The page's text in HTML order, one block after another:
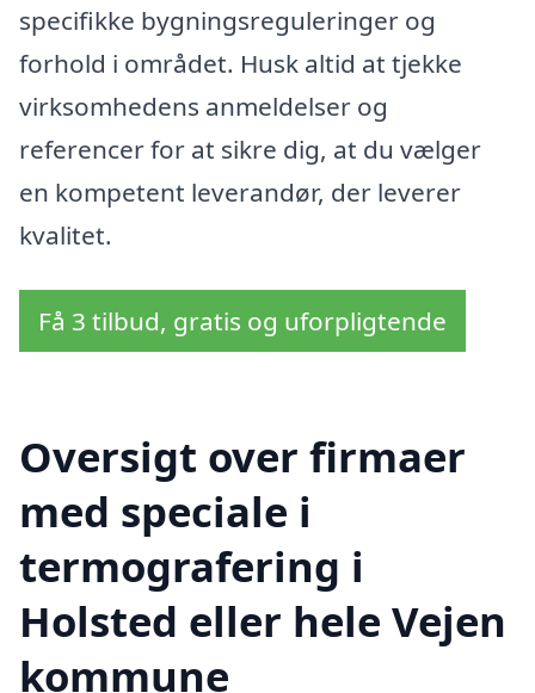
specifikke bygningsreguleringer og
forhold i området. Husk altid at tjekke
virksomhedens anmeldelser og
referencer for at sikre dig, at du vælger
en kompetent leverandør, der leverer
kvalitet.
Få 3 tilbud, gratis og uforpligtende
Oversigt over firmaer
med speciale i
termografering i
Holsted eller hele Vejen
kommune